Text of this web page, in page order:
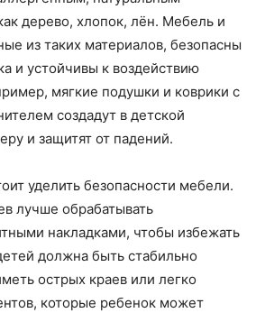
дерево, хлопок, лён. Мебель и
из таких материалов, безопасны
и устойчивы к воздействию
мягкие подушки и коврики с
создадут в детской
и защитят от падений.
уделить безопасности мебели.
лучше обрабатывать
накладками, чтобы избежать
должна быть стабильно
острых краев или легко
которые ребенок может